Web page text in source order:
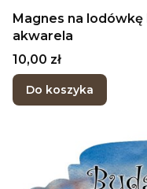
Magnes na
akwarela
Cena
10,00 zł
Do koszyka